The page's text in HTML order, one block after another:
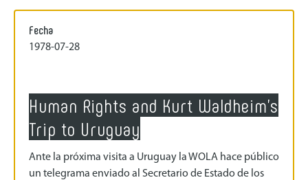
Fecha
1978-07-28
Human Rights and Kurt Waldheim's
Trip to Uruguay
Ante la próxima visita a Uruguay la WOLA hace público
un telegrama enviado al Secretario de Estado de los